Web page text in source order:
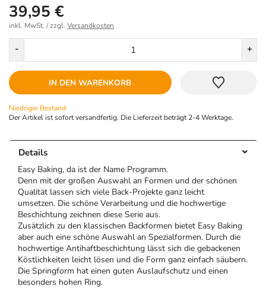
39,95 €
inkl. MwSt. / zzgl. Versandkosten
- +
IN DEN WARENKORB
Niedriger Bestand
Der Artikel ist sofort versandfertig. Die Lieferzeit beträgt 2-4 Werktage.
Details
Easy Baking, da ist der Name Programm.
Denn mit der großen Auswahl an Formen und der schönen
Qualität lassen sich viele Back-Projekte ganz leicht
umsetzen. Die schöne Verarbeitung und die hochwertige
Beschichtung zeichnen diese Serie aus.
Zusätzlich zu den klassischen Backformen bietet Easy Baking
aber auch eine schöne Auswahl an Spezialformen. Durch die
hochwertige Antihaftbeschichtung lässt sich die gebackenen
Köstlichkeiten leicht lösen und die Form ganz einfach säubern.
Die Springform hat einen guten Auslaufschutz und einen
besonders hohen Ring.